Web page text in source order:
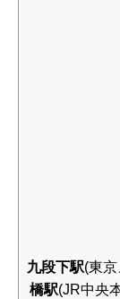
九段下駅(東
橋駅(JR中央